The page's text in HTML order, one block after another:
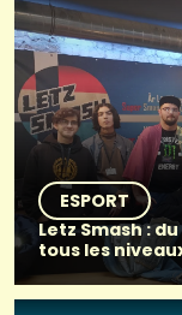
ESPORT
Letz Smash :
tous les